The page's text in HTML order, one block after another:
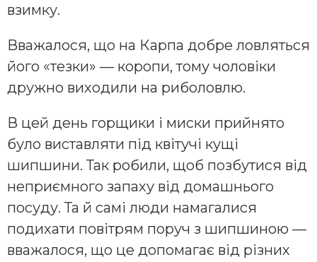
взимку.
Вважалося, що на Карпа добре ловляться
його «тезки» — коропи, тому чоловіки
дружно виходили на риболовлю.
В цей день горщики і миски прийнято
було виставляти під квітучі кущі
шипшини. Так робили, щоб позбутися від
неприємного запаху від домашнього
посуду. Та й самі люди намагалися
подихати повітрям поруч з шипшиною —
вважалося, що це допомагає від різних